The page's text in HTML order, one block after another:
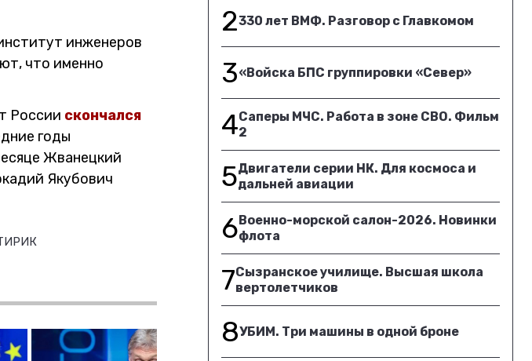
инженеров
что именно
России скончался
годы
Жванецкий
Якубович
2330 лет ВМФ. Разговор с Главкомом
3«Войска БПС группировки «Север»
4Саперы МЧС. Работа в зоне СВО. Фильм
2
5Двигатели серии НК. Для космоса и
дальней авиации
6Военно-морской салон-2026. Новинки
флота
7Сызранское училище. Высшая школа
вертолетчиков
8УБИМ. Три машины в одной броне